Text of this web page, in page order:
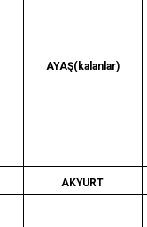
AYAŞ(kalanlar)
AKYURT